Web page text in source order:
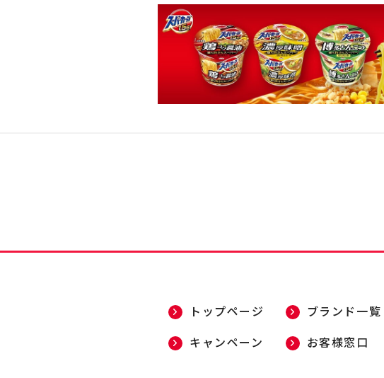
トップページ ブランド一覧
キャンペーン
お客様窓口